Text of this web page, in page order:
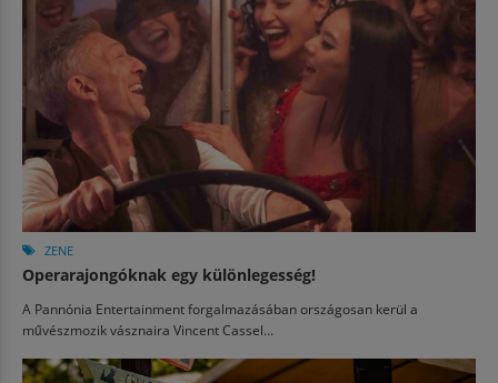
ZENE
Operarajongóknak egy különlegesség!
A Pannónia Entertainment forgalmazásában országosan kerül a
művészmozik vásznaira Vincent Cassel...